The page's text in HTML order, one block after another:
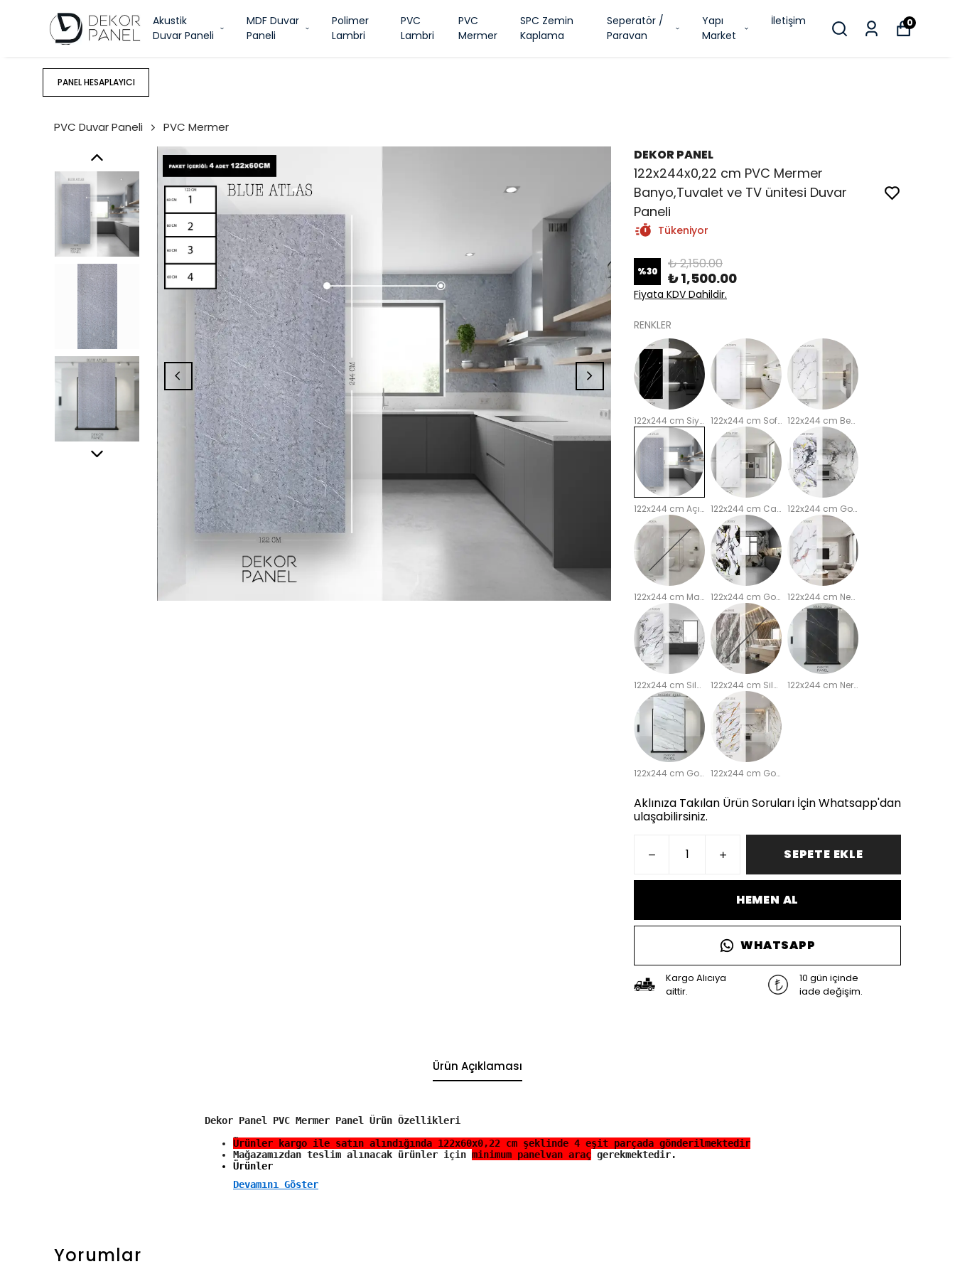
Akustik
Duvar Paneli
MDF Duvar
Paneli
Polimer
Lambri
PVC
Lambri
PVC
Mermer
SPC Zemin
Kaplama
Seperatör /
Paravan
Yapı
Market
İletişim 0
PANEL HESAPLAYICI
PVC Duvar Paneli PVC Mermer
DEKOR PANEL
122x244x0,22 cm PVC Mermer
Banyo,Tuvalet ve TV ünitesi Duvar
Paneli
Tükeniyor
%30 ₺ 2,150.00
₺ 1,500.00
Fiyata KDV Dahildir.
RENKLER
122x244 cm Siyah Beyaz PVC Mermer Duvar Paneli BW2501 122x244 cm Soft Açık PVC Mermer Duvar Paneli BW 122x244 cm Beyaz Bej PVC Mermer Duvar Paneli CG2512
122x244 cm Açık Gri PVC Mermer Duvar Paneli CN2504 122x244 cm CalaWhite PVC Mermer Duvar Paneli CW2510 122x244 cm Golden Soft PVC Mermer Duvar Paneli GS2511
122x244 cm Marmori Bej PVC Mermer Duvar Paneli MG2502 122x244 cm Golden Black PVC Mermer Duvar Paneli NJ2505 122x244 cm New York PVC Mermer Duvar Paneli NW2514
122x244 cm Silver White PVC Mermer Duvar Paneli SW2513 122x244 cm Silver Bej PVC Mermer Duvar Paneli VR2503 122x244 cm NeroGold PVC Mermer Duvar Paneli NRGLD11
122x244 cm GoldenHill PVC Mermer Duvar Paneli GLDNHL1 122x244 cm Golden Line PVC Mermer Duvar Paneli
Aklınıza Takılan Ürün Soruları İçin Whatsapp'dan
ulaşabilirsiniz.
SEPETE EKLE
HEMEN AL
WHATSAPP
Kargo Alıcıya
aittir.
10 gün içinde
iade değişim.
Ürün Açıklaması
Dekor Panel PVC Mermer Panel Ürün Özellikleri
Ürünler kargo ile satın alındığında 122x60x0,22 cm şeklinde 4 eşit parçada gönderilmektedir.
Mağazamızdan teslim alınacak ürünler için minimum panelvan araç gerekmektedir.
Ürünler
Devamını Göster
Yorumlar